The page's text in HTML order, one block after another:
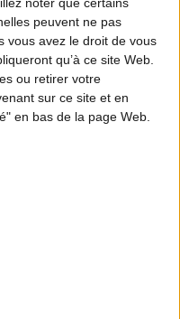
peuvent ne pas
vous avez le droit de vous
qu’à ce site Web.
ou retirer votre
sur ce site et en
en bas de la page Web.